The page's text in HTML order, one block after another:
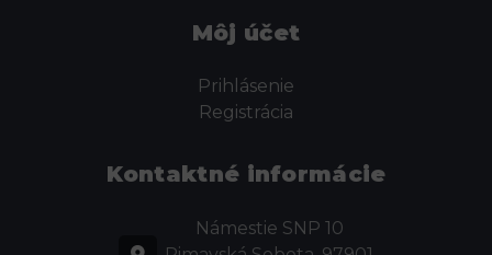
Môj účet
Prihlásenie
Registrácia
Kontaktné informácie
Námestie SNP 10